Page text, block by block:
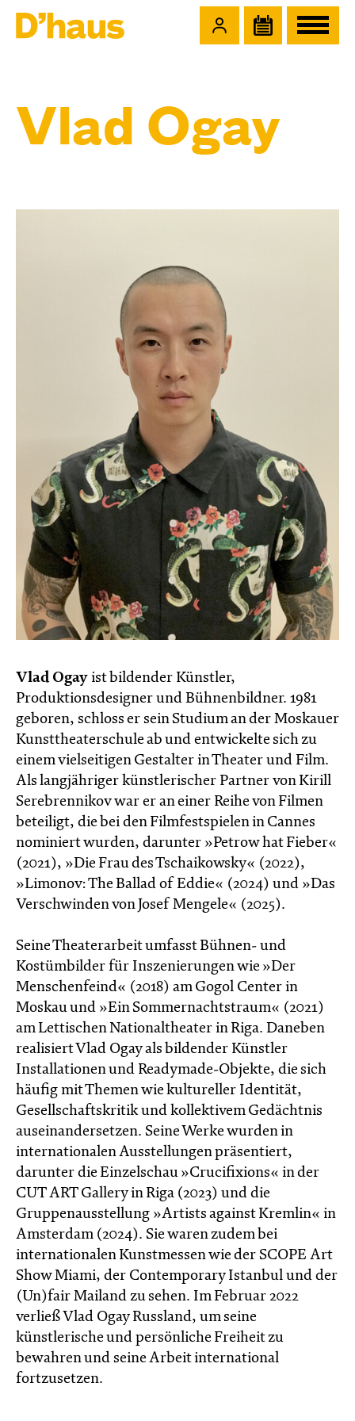
Vlad Ogay
Vlad Ogay ist bildender Künstler,
Produktionsdesigner und Bühnenbildner. 1981
geboren, schloss er sein Studium an der Moskauer
Kunsttheaterschule ab und entwickelte sich zu
einem vielseitigen Gestalter in Theater und Film.
Als langjähriger künstlerischer Partner von Kirill
Serebrennikov war er an einer Reihe von Filmen
beteiligt, die bei den Filmfestspielen in Cannes
nominiert wurden, darunter »Petrow hat Fieber«
(2021), »Die Frau des Tschaikowsky« (2022),
»Limonov: The Ballad of Eddie« (2024) und »Das
Verschwinden von Josef Mengele« (2025).
Seine Theaterarbeit umfasst Bühnen- und
Kostümbilder für Inszenierungen wie »Der
Menschenfeind« (2018) am Gogol Center in
Moskau und »Ein Sommernachtstraum« (2021)
am Lettischen Nationaltheater in Riga. Daneben
realisiert Vlad Ogay als bildender Künstler
Installationen und Readymade-Objekte, die sich
häufig mit Themen wie kultureller Identität,
Gesellschaftskritik und kollektivem Gedächtnis
auseinandersetzen. Seine Werke wurden in
internationalen Ausstellungen präsentiert,
darunter die Einzelschau »Crucifixions« in der
CUT ART Gallery in Riga (2023) und die
Gruppenausstellung »Artists against Kremlin« in
Amsterdam (2024). Sie waren zudem bei
internationalen Kunstmessen wie der SCOPE Art
Show Miami, der Contemporary Istanbul und der
(Un)fair Mailand zu sehen. Im Februar 2022
verließ Vlad Ogay Russland, um seine
künstlerische und persönliche Freiheit zu
bewahren und seine Arbeit international
fortzusetzen.